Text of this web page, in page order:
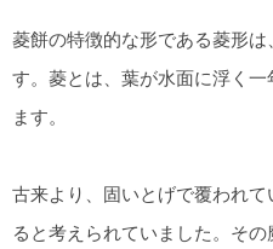
菱餅の特徴的な形である菱形
す。菱とは、葉が水面に浮く
ます。
古来より、固いとげで覆われ
ると考えられていました。そ